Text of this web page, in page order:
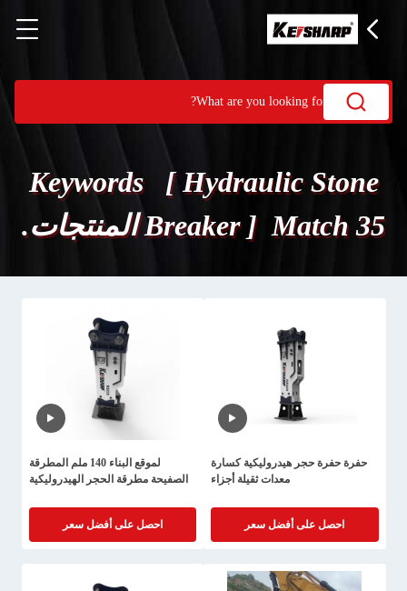
Keywords [ Hydraulic Stone
Breaker ] Match 35 المنتجات.
حفرة حفرة حجر هيدروليكية كسارة
معدات ثقيلة أجزاء
احصل على أفضل سعر
لموقع البناء 140 ملم المطرقة
الصفيحة مطرقة الحجر الهيدروليكية
احصل على أفضل سعر